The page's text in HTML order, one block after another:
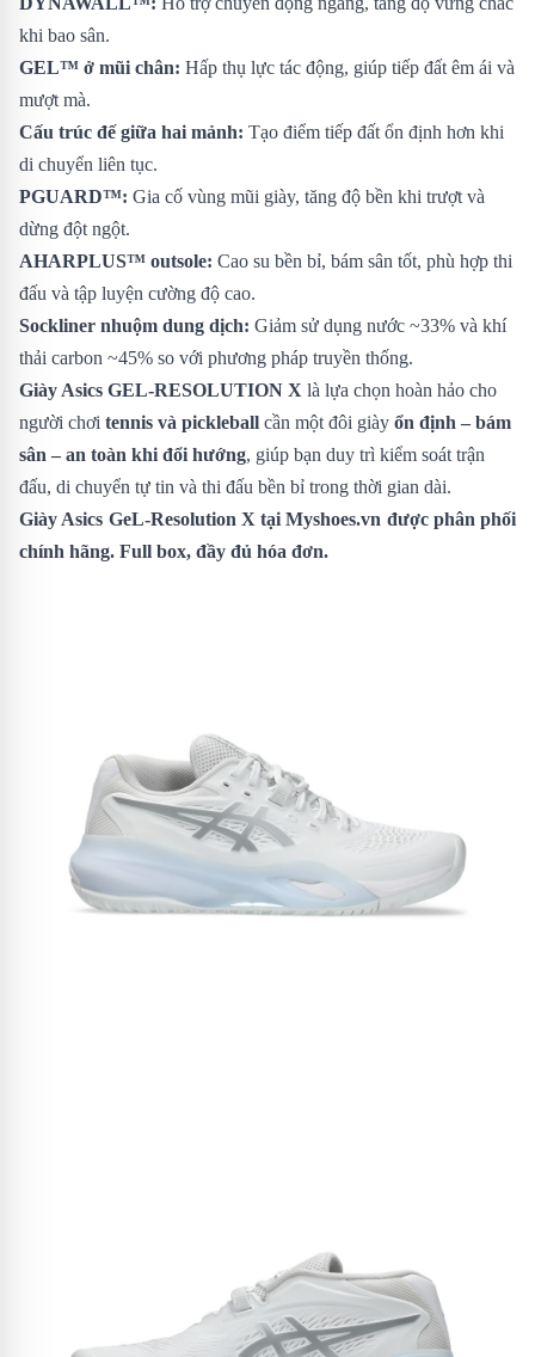
khi bao sân.
GEL™ ở mũi chân: Hấp thụ lực tác động, giúp tiếp đất êm ái và
mượt mà.
Cấu trúc đế giữa hai mảnh: Tạo điểm tiếp đất ổn định hơn khi
di chuyển liên tục.
PGUARD™: Gia cố vùng mũi giày, tăng độ bền khi trượt và
dừng đột ngột.
AHARPLUS™ outsole: Cao su bền bỉ, bám sân tốt, phù hợp thi
đấu và tập luyện cường độ cao.
Sockliner nhuộm dung dịch: Giảm sử dụng nước ~33% và khí
thải carbon ~45% so với phương pháp truyền thống.
Giày Asics GEL-RESOLUTION X là lựa chọn hoàn hảo cho
người chơi tennis và pickleball cần một đôi giày ổn định – bám
sân – an toàn khi đổi hướng, giúp bạn duy trì kiểm soát trận
đấu, di chuyển tự tin và thi đấu bền bỉ trong thời gian dài.
Giày Asics GeL-Resolution X tại Myshoes.vn được phân phối
chính hãng. Full box, đầy đủ hóa đơn.